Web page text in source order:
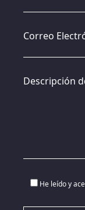
Correo
Descripción
He leído y